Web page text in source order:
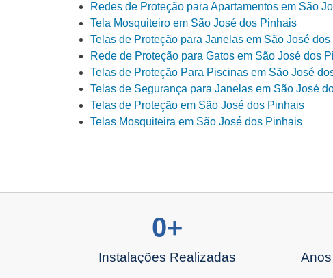
Redes de Proteção para Apartamentos em São
Tela Mosquiteiro em São José dos Pinhais
Telas de Proteção para Janelas em São José
Rede de Proteção para Gatos em São José dos
Telas de Proteção Para Piscinas em São José
Telas de Segurança para Janelas em São José
Telas de Proteção em São José dos Pinhais
Telas Mosquiteira em São José dos Pinhais
Instalações Realizadas
0+